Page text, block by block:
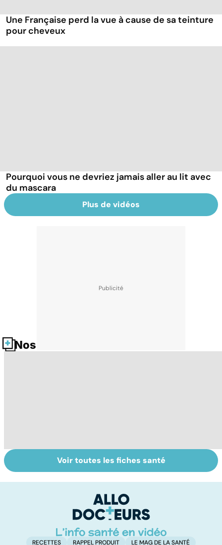
Une Française perd la vue à cause de sa teinture
pour cheveux
Pourquoi vous ne devriez jamais aller au lit avec
du mascara
Plus de vidéos
Nos fiches santé
Troubles de la
vue : et si c'était
Presbytie :
pourquoi choisir
opérer ?
Voir toutes les fiches santé
RECETTES RAPPEL PRODUIT LE MAG DE LA SANTÉ